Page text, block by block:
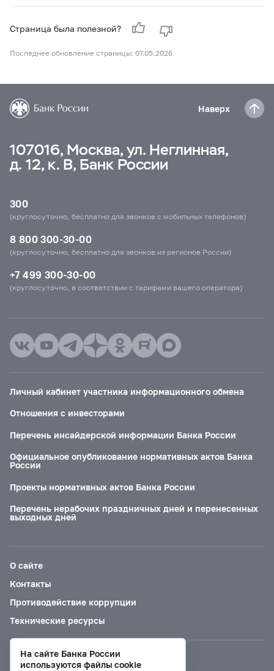
Страница была полезной?
Последнее обновление страницы: 07.05.2026
Наверх
107016, Москва, ул. Неглинная,
д. 12, к. В, Банк России
300
(круглосуточно, бесплатно для звонков с мобильных телефонов)
8 800 300-30-00
(круглосуточно, бесплатно для звонков из регионов России)
+7 499 300-30-00
(круглосуточно, в соответствии с тарифами вашего оператора)
Личный кабинет участника информационного обмена
Отношения с инвесторами
Перечень инсайдерской информации Банка России
Официальное опубликование нормативных актов Банка
России
Проекты нормативных актов Банка России
Перечень нерабочих праздничных дней и перенесенных
выходных дней
О сайте
Контакты
Противодействие коррупции
Технические ресурсы
Версия для слабовидящих
На сайте Банка России
используются файлы cookie